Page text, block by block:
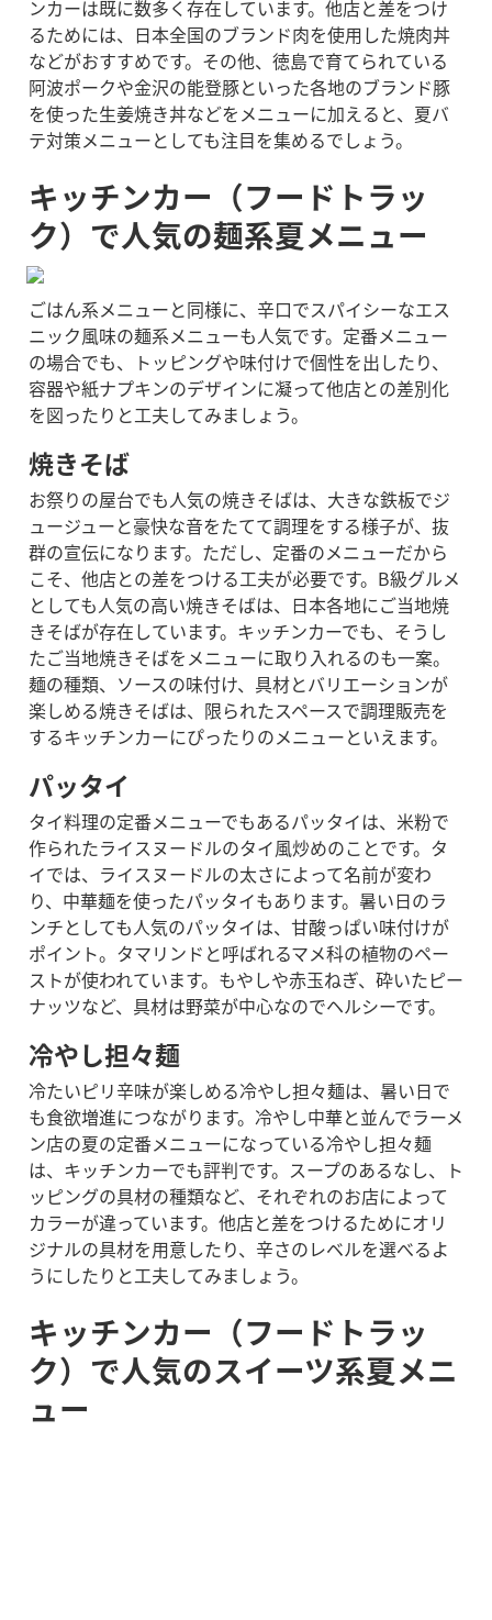
ンカーは既に数多く存在しています。 他店と差をつけ
るためには、日本全国のブランド肉を使用した焼肉丼
などがおすすめです。その他、徳島で育てられている
阿波ポークや金沢の能登豚といった各地のブランド豚
を使った生姜焼き丼などをメニューに加えると、夏バ
テ対策メニューとしても注目を集めるでしょう。
キッチンカー（フードトラッ
ク）で人気の麺系夏メニュー
ごはん系メニューと同様に、辛口でスパイシーなエス
ニック風味の麺系メニューも人気です。定番メニュー
の場合でも、トッピングや味付けで個性を出したり、
容器や紙ナプキンのデザインに凝って他店との差別化
を図ったりと工夫してみましょう。
焼きそば
お祭りの屋台でも人気の焼きそばは、大きな鉄板でジ
ュージューと豪快な音をたてて調理をする様子が、抜
群の宣伝になります。ただし、定番のメニューだから
こそ、他店との差をつける工夫が必要です。B級グルメ
としても人気の高い焼きそばは、日本各地にご当地焼
きそばが存在しています。キッチンカーでも、そうし
たご当地焼きそばをメニューに取り入れるのも一案。
麺の種類、ソースの味付け、具材とバリエーションが
楽しめる焼きそばは、限られたスペースで調理販売を
するキッチンカーにぴったりのメニューといえます。
パッタイ
タイ料理の定番メニューでもあるパッタイは、米粉で
作られたライスヌードルのタイ風炒めのことです。タ
イでは、ライスヌードルの太さによって名前が変わ
り、中華麺を使ったパッタイもあります。 暑い日のラ
ンチとしても人気のパッタイは、甘酸っぱい味付けが
ポイント。タマリンドと呼ばれるマメ科の植物のペー
ストが使われています。もやしや赤玉ねぎ、砕いたピー
ナッツなど、具材は野菜が中心なのでヘルシーです。
冷やし担々麺
冷たいピリ辛味が楽しめる冷やし担々麺は、暑い日で
も食欲増進につながります。冷やし中華と並んでラーメ
ン店の夏の定番メニューになっている冷やし担々麺
は、キッチンカーでも評判です。スープのあるなし、ト
ッピングの具材の種類など、それぞれのお店によって
カラーが違っています。 他店と差をつけるためにオリ
ジナルの具材を用意したり、辛さのレベルを選べるよ
うにしたりと工夫してみましょう。
キッチンカー（フードトラッ
ク）で人気のスイーツ系夏メニ
ュー